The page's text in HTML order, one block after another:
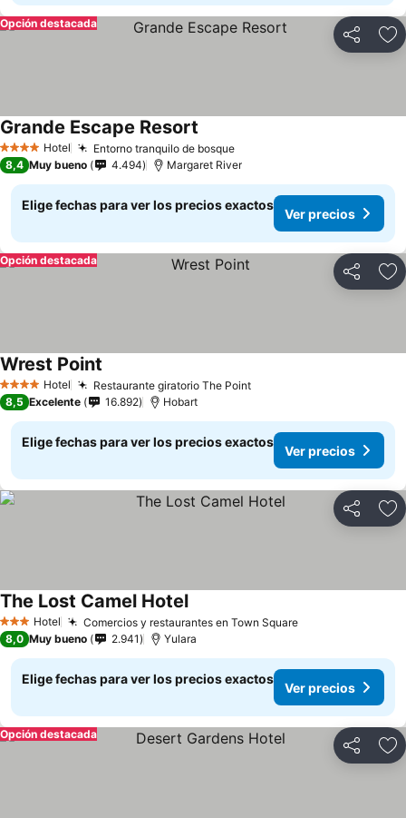
Compartir
Opción destacada
4 EstrellasHotel Entorno tranquilo de bosqueVer precios
Grande Escape Resort
8,4 Muy bueno 4.494 Margaret River
Elige fechas para ver los precios exactos
Ver precios
Compartir
Opción destacada
4 EstrellasHotel Restaurante giratorio The PointVer precios
Wrest Point
8,5 Excelente 16.892 Hobart
Elige fechas para ver los precios exactos
Ver precios
Compartir
3 Estrellas
Hotel Comercios y restaurantes en Town SquareVer precios
The Lost Camel HotelVer precios
8,0 Muy bueno 2.941 Yulara
Elige fechas para ver los precios exactos
Ver precios
Compartir
Opción destacada